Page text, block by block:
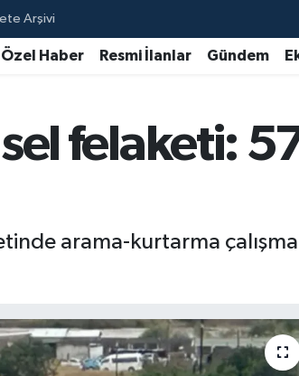
Arşivi
Özel Haber Resmi İlanlar Gündem
felaketi:
arama-kurtarma